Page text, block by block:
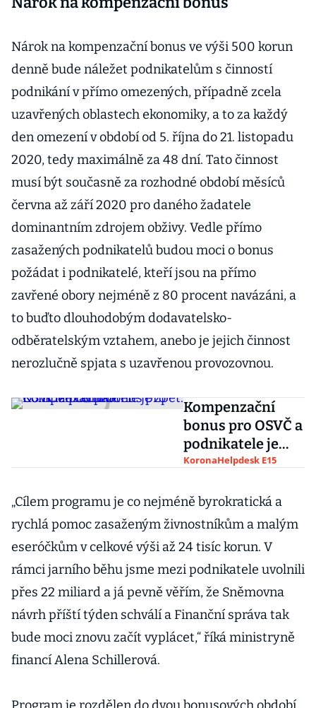
Nárok na kompenzační bonus ve výši 500 korun
denně bude náležet podnikatelům s činností
podnikání v přímo omezených, případně zcela
uzavřených oblastech ekonomiky, a to za každý
den omezení v období od 5. října do 21. listopadu
2020, tedy maximálně za 48 dní. Tato činnost
musí být současně za rozhodné období měsíců
června až září 2020 pro daného žadatele
dominantním zdrojem obživy. Vedle přímo
zasažených podnikatelů budou moci o bonus
požádat i podnikatelé, kteří jsou na přímo
zavřené obory nejméně z 80 procent navázáni, a
to buďto dlouhodobým dodavatelsko-
odběratelským vztahem, anebo je jejich činnost
nerozlučně spjata s uzavřenou provozovnou.
Kompenzační
bonus pro OSVČ a
podnikatele je
zpět. Kolik lze
KoronaHelpdesk E15
„Cílem programu je co nejméně byrokratická a
rychlá pomoc zasaženým živnostníkům a malým
eseróčkům v celkové výši až 24 tisíc korun. V
rámci jarního běhu jsme mezi podnikatele uvolnili
přes 22 miliard a já pevně věřím, že Sněmovna
návrh příští týden schválí a Finanční správa tak
bude moci znovu začít vyplácet,“ říká ministryně
financí Alena Schillerová.